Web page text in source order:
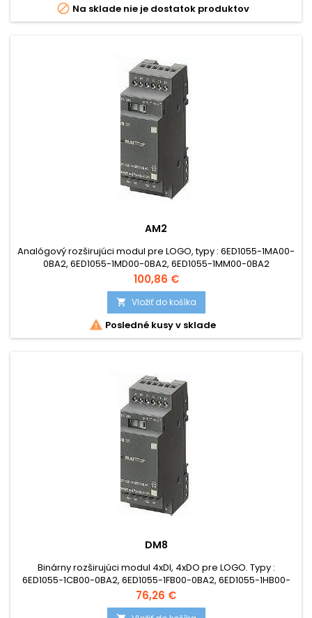
 Na sklade nie je dostatok produktov
AM2
Analógový rozširujúci modul pre LOGO, typy : 6ED1055-1MA00-
0BA2, 6ED1055-1MD00-0BA2, 6ED1055-1MM00-0BA2
Cena
100,86 €
 Vložiť do košíka
 Posledné kusy v sklade
DM8
Binárny rozširujúci modul 4xDI, 4xDO pre LOGO. Typy :
6ED1055-1CB00-0BA2, 6ED1055-1FB00-0BA2, 6ED1055-1HB00-
0BA2, 6ED1055-1MB00-0BA2
Cena
76,26 €